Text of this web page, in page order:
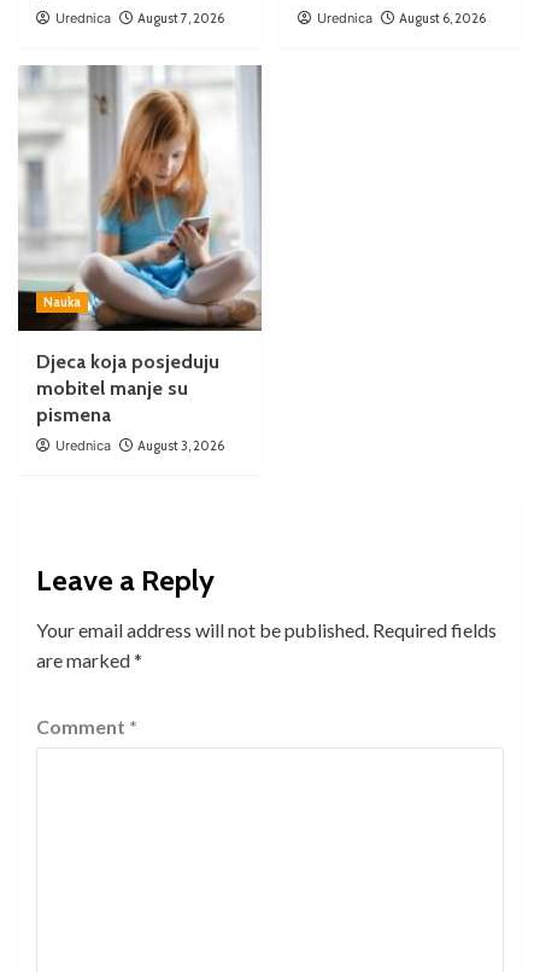
Urednica August 7, 2026 Urednica August 6, 2026
Nauka
Djeca koja posjeduju
mobitel manje su
pismena
Urednica August 3, 2026
Leave a Reply
Your email address will not be published. Required fields
are marked*
Comment *